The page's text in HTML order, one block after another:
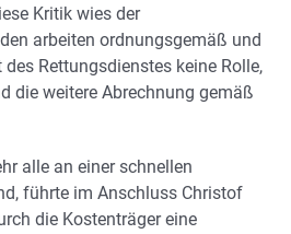
Kritik wies der
arbeiten ordnungsgemäß und
Rettungsdienstes keine Rolle,
die weitere Abrechnung gemäß
alle an einer schnellen
führte im Anschluss Christof
die Kostenträger eine